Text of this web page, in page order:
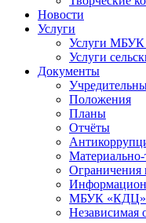
Новости
Услуги
Услуги
Услуги
Документы
Положения
Планы
Отчёты
Ограничения
МБУК «КДЦ»
Независимая